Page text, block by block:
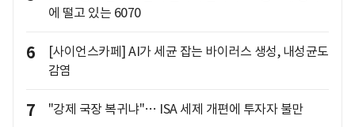
에 떨고 있는 6070
6
[사이언스카페] AI가 세균 잡는 바이러스 생성, 내성균도
감염
7 "강제 국장 복귀냐"… ISA 세제 개편에 투자자 불만